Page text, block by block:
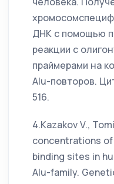
ДНК с помощью
реакции с
праймерами на
Alu-повторов.
516.
4.Kazakov V.,
concentrations
binding sites in
Alu-family.